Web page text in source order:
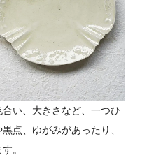
い、大きさなど、一つひ
点、ゆがみがあったり、
。